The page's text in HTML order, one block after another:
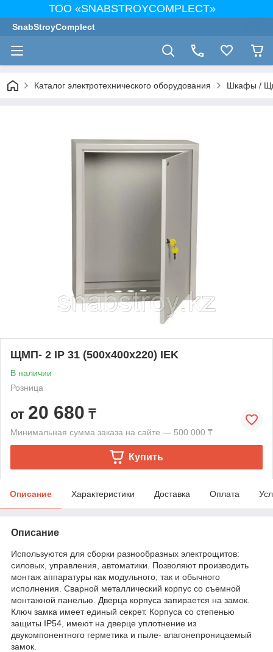
ТОО «SNABSTROYCOMPLECT»
SnabStroyComplect
Каталог электротехнического оборудования Шкафы /
ЩМП- 2 IP 31 (500х400х220) IEK
В наличии
Розница
от 20 680 ₸
Минимальная сумма заказа на сайте — 500 000 ₸
Купить
Описание Характеристики Доставка Оплата
Описание
Используются для сборки разнообразных электрощитов:
силовых, управления, автоматики. Позволяют производить
монтаж аппаратуры как модульного, так и обычного
исполнения. Сварной металлический корпус со съемной
монтажной панелью. Дверца корпуса запирается на замок.
Ключ замка имеет единый секрет. Корпуса со степенью
защиты IP54, имеют на дверце уплотнение из
двукомпонентного герметика и пыле- влагонепроницаемый
замок.